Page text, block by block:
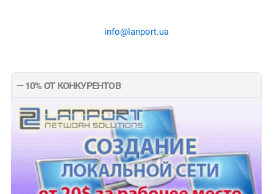
info@lanport.ua
— 10% ОТ КОНКУРЕНТОВ